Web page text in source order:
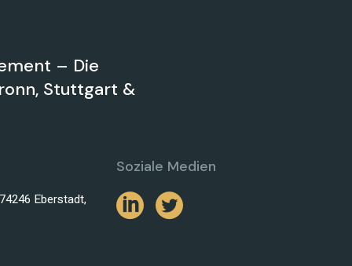
– Die
Stuttgart &
Eberstadt,
Soziale Medien